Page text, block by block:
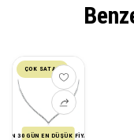
ÇOK SATAN
SON 30 GÜN EN DÜŞÜK FİYATI